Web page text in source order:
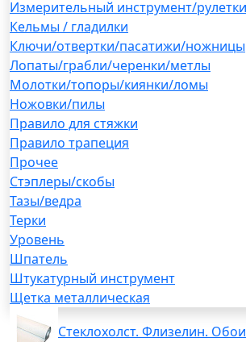
Измерительный инструмент/рулетки
Кельмы / гладилки
Ключи/отвертки/пасатижи/ножницы
Лопаты/грабли/черенки/метлы
Молотки/топоры/киянки/ломы
Ножовки/пилы
Правило для стяжки
Правило трапеция
Прочее
Стэплеры/скобы
Тазы/ведра
Терки
Уровень
Шпатель
Штукатурный инструмент
Щетка металлическая
Стеклохолст. Флизелин.